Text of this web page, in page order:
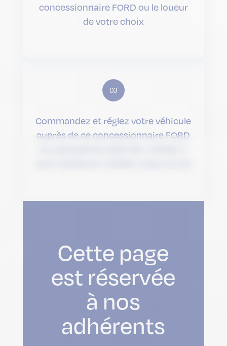
concessionnaire FORD ou le loueur
de votre choix
03
Commandez et réglez votre véhicule
auprès de ce concessionnaire FORD
Cette page
est réservée
à nos
adhérents